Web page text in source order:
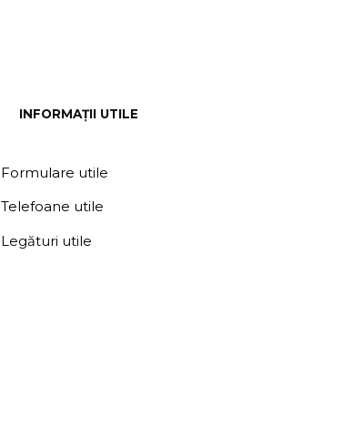
INFORMAȚII UTILE
Formulare utile
Telefoane utile
Legături utile